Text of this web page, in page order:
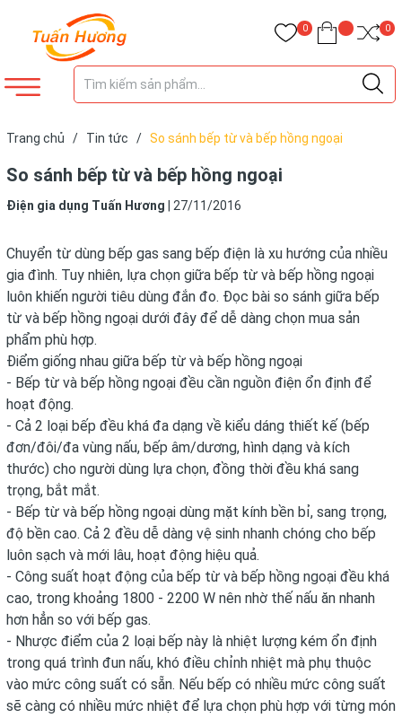
0 0
Trang chủ / Tin tức / So sánh bếp từ và bếp hồng ngoại
So sánh bếp từ và bếp hồng ngoại
Điện gia dụng Tuấn Hương 27/11/2016
Chuyển từ dùng bếp gas sang bếp điện là xu hướng của nhiều
gia đình. Tuy nhiên, lựa chọn giữa bếp từ và bếp hồng ngoại
luôn khiến người tiêu dùng đắn đo. Đọc bài so sánh giữa bếp
từ và bếp hồng ngoại dưới đây để dễ dàng chọn mua sản
phẩm phù hợp.
Điểm giống nhau giữa bếp từ và bếp hồng ngoại
- Bếp từ và bếp hồng ngoại đều cần nguồn điện ổn định để
hoạt động.
- Cả 2 loại bếp đều khá đa dạng về kiểu dáng thiết kế (bếp
đơn/đôi/đa vùng nấu, bếp âm/dương, hình dạng và kích
thước) cho người dùng lựa chọn, đồng thời đều khá sang
trọng, bắt mắt.
- Bếp từ và bếp hồng ngoại dùng mặt kính bền bỉ, sang trọng,
độ bền cao. Cả 2 đều dễ dàng vệ sinh nhanh chóng cho bếp
luôn sạch và mới lâu, hoạt động hiệu quả.
- Công suất hoạt động của bếp từ và bếp hồng ngoại đều khá
cao, trong khoảng 1800 - 2200 W nên nhờ thế nấu ăn nhanh
hơn hẳn so với bếp gas.
- Nhược điểm của 2 loại bếp này là nhiệt lượng kém ổn định
trong quá trình đun nấu, khó điều chỉnh nhiệt mà phụ thuộc
vào mức công suất có sẵn. Nếu bếp có nhiều mức công suất
sẽ càng có nhiều mức nhiệt để lựa chọn phù hợp với từng món